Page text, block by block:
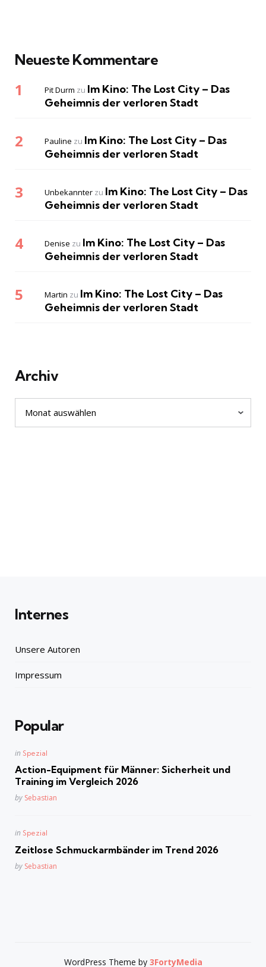
Neueste Kommentare
Pit Durm zu Im Kino: The Lost City – Das
Geheimnis der verloren Stadt
Pauline zu Im Kino: The Lost City – Das
Geheimnis der verloren Stadt
Unbekannter zu Im Kino: The Lost City – Das
Geheimnis der verloren Stadt
Denise zu Im Kino: The Lost City – Das
Geheimnis der verloren Stadt
Martin zu Im Kino: The Lost City – Das
Geheimnis der verloren Stadt
Archiv
Archiv
Internes
Unsere Autoren
Impressum
Popular
Posted
in Spezial
Action-Equipment für Männer: Sicherheit und
Training im Vergleich 2026
Posted
by Sebastian
Posted
in Spezial
Zeitlose Schmuckarmbänder im Trend 2026
Posted
by Sebastian
WordPress Theme by 3FortyMedia